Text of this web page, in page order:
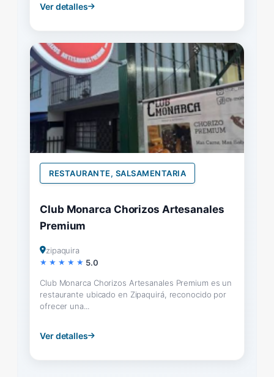
Ver detalles
RESTAURANTE, SALSAMENTARIA
Club Monarca Chorizos Artesanales
Premium
zipaquira
5.0
Club Monarca Chorizos Artesanales Premium es un
restaurante ubicado en Zipaquirá, reconocido por
ofrecer una...
Ver detalles